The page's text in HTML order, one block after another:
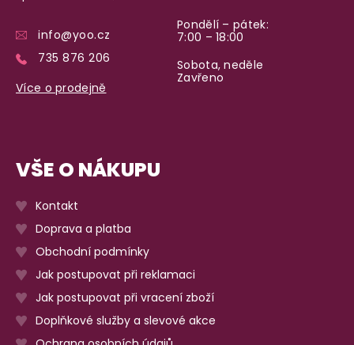
info@yoo.cz
735 876 206
Více o prodejně
Pondělí – pátek:
7:00 – 18:00
Sobota, neděle
Zavřeno
VŠE O NÁKUPU
Kontakt
Doprava a platba
Obchodní podmínky
Jak postupovat při reklamaci
Jak postupovat při vracení zboží
Doplňkové služby a slevové akce